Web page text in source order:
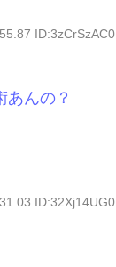
ID:3zCrSzAC0
あんの？
ID:32Xj14UG0